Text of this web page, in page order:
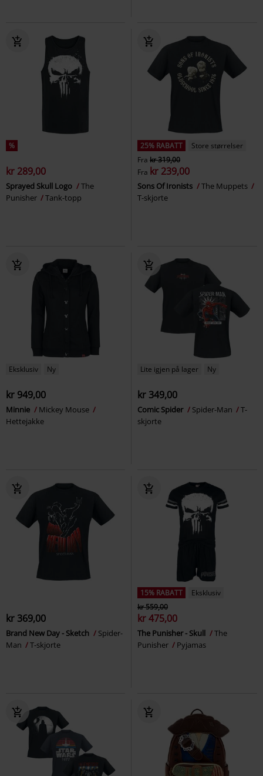
%
kr 289,00
Sprayed Skull Logo
The
Punisher
Tank-topp
25% RABATT
Store størrelser
Fra kr 319,00
Fra kr 239,00
Sons Of Ironists
The Muppets
T-skjorte
Eksklusiv Ny
kr 949,00
Minnie
Mickey Mouse
Hettejakke
Lite igjen på lager Ny
kr 349,00
Comic Spider Spider-Man
T-
skjorte
kr 369,00
Brand New Day - Sketch
Spider-
Man
T-skjorte
15% RABATT
Eksklusiv
kr 559,00
kr 475,00
The Punisher - Skull
The
Punisher
Pyjamas